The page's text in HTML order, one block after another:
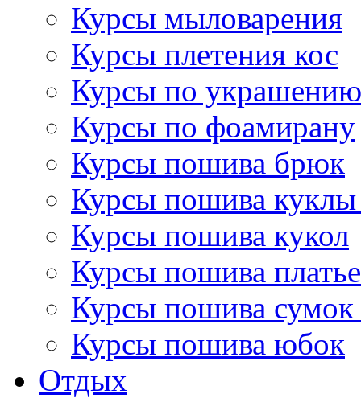
Курсы мыловарения
Курсы плетения кос
Курсы по украшению
Курсы по фоамирану
Курсы пошива брюк
Курсы пошива
Курсы пошива кукол
Курсы пошива
Курсы пошива сумок
Курсы пошива юбок
Отдых